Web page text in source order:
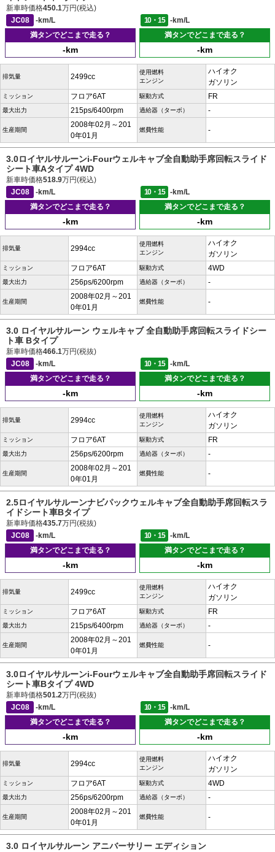
新車時価格450.1万円(税込)
JC08
-km/L 10・15
-km/L
満タンでどこまで走る？
-km
満タンでどこまで走る？
-km
排気量 2499cc
使用燃料
エンジン
ハイオク
ガソリン
ミッション フロア6AT 駆動方式 FR
最大出力 215ps/6400rpm 過給器（ターボ） -
生産期間
2008年02月～201
0年01月
燃費性能 -
3.0ロイヤルサルーンi-Fourウェルキャブ全自動助手席回転スライド
シート車Aタイプ 4WD
新車時価格518.9万円(税込)
JC08
-km/L 10・15
-km/L
満タンでどこまで走る？
-km
満タンでどこまで走る？
-km
排気量 2994cc
使用燃料
エンジン
ハイオク
ガソリン
ミッション フロア6AT 駆動方式 4WD
最大出力 256ps/6200rpm 過給器（ターボ） -
生産期間
2008年02月～201
0年01月
燃費性能 -
3.0 ロイヤルサルーン ウェルキャブ 全自動助手席回転スライドシー
ト車 Bタイプ
新車時価格466.1万円(税抜)
JC08
-km/L 10・15
-km/L
満タンでどこまで走る？
-km
満タンでどこまで走る？
-km
排気量 2994cc
使用燃料
エンジン
ハイオク
ガソリン
ミッション フロア6AT 駆動方式 FR
最大出力 256ps/6200rpm 過給器（ターボ） -
生産期間
2008年02月～201
0年01月
燃費性能 -
2.5ロイヤルサルーンナビパックウェルキャブ全自動助手席回転スラ
イドシート車Bタイプ
新車時価格435.7万円(税抜)
JC08
-km/L 10・15
-km/L
満タンでどこまで走る？
-km
満タンでどこまで走る？
-km
排気量 2499cc
使用燃料
エンジン
ハイオク
ガソリン
ミッション フロア6AT 駆動方式 FR
最大出力 215ps/6400rpm 過給器（ターボ） -
生産期間
2008年02月～201
0年01月
燃費性能 -
3.0ロイヤルサルーンi-Fourウェルキャブ全自動助手席回転スライド
シート車Bタイプ 4WD
新車時価格501.2万円(税抜)
JC08
-km/L 10・15
-km/L
満タンでどこまで走る？
-km
満タンでどこまで走る？
-km
排気量 2994cc
使用燃料
エンジン
ハイオク
ガソリン
ミッション フロア6AT 駆動方式 4WD
最大出力 256ps/6200rpm 過給器（ターボ） -
生産期間
2008年02月～201
0年01月
燃費性能 -
3.0 ロイヤルサルーン アニバーサリー エディション